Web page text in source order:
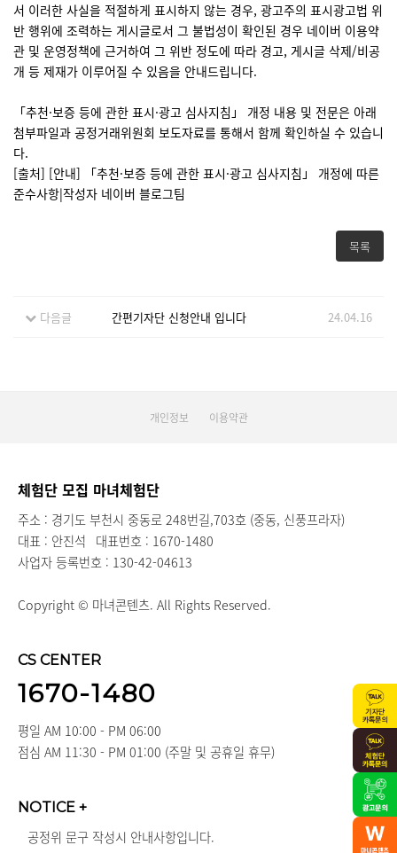
서 이러한 사실을 적절하게 표시하지 않는 경우, 광고주의 표시광고법 위
반 행위에 조력하는 게시글로서 그 불법성이 확인된 경우 네이버 이용약
관 및 운영정책에 근거하여 그 위반 정도에 따라 경고, 게시글 삭제/비공
개 등 제재가 이루어질 수 있음을 안내드립니다.
「추천·보증 등에 관한 표시·광고 심사지침」 개정 내용 및 전문은 아래
첨부파일과 공정거래위원회 보도자료를 통해서 함께 확인하실 수 있습니
다.
[출처] [안내] 「추천·보증 등에 관한 표시·광고 심사지침」 개정에 따른
준수사항|작성자 네이버 블로그팀
목록
다음글 간편기자단 신청안내 입니다 24.04.16
개인정보 이용약관
체험단 모집 마녀체험단
주소 : 경기도 부천시 중동로 248번길,703호 (중동, 신풍프라자)
대표 : 안진석 대표번호 : 1670-1480
사업자 등록번호 : 130-42-04613
Copyright © 마녀콘텐츠. All Rights Reserved.
CS CENTER
1670-1480
평일 AM 10:00 - PM 06:00
점심 AM 11:30 - PM 01:00 (주말 및 공휴일 휴무)
NOTICE +
공정위 문구 작성시 안내사항입니다.